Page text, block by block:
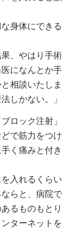
身体にでき
、やはり手
になんとか
相談いたしま
しかない。」
ロック注射
で筋力をつ
く痛みと付
入れるくら
らと、病院
るものもと
ターネット